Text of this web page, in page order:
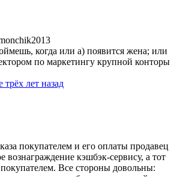
когда или а) появится жена; или
по маркетингу крупной конторы
трёх лет назад
покупателем и его оплаты продавец
вознаграждение кэшбэк-сервису, а тот
покупателем. Все стороны довольны: